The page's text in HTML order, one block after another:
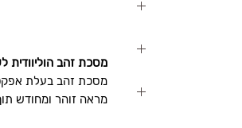
מסכת זהב הוליוודית
מסכת זהב בעלת אפקט
מראה זוהר ומחודש
סימני